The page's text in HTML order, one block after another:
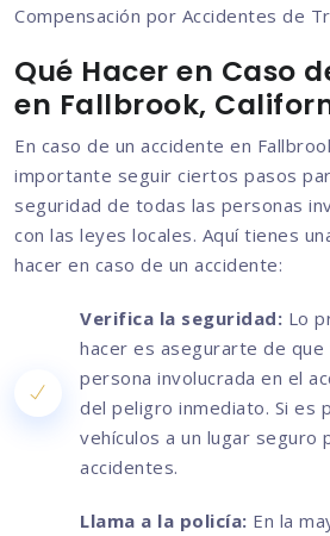
Compensación por Accidentes de
Qué Hacer en Caso
en Fallbrook,
En caso de un accidente en
importante seguir ciertos pasos
seguridad de todas las personas
con las leyes locales. Aquí tienes
hacer en caso de un accidente:
Verifica la seguridad: Lo
hacer es asegurarte de
persona involucrada en el
del peligro inmediato. Si es
vehículos a un lugar seguro
accidentes.
Llama a la policía: En la